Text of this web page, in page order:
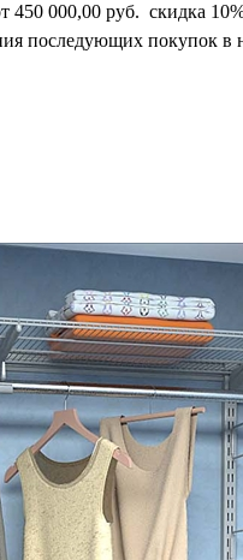
000,00 руб.  скидка
последующих покупок